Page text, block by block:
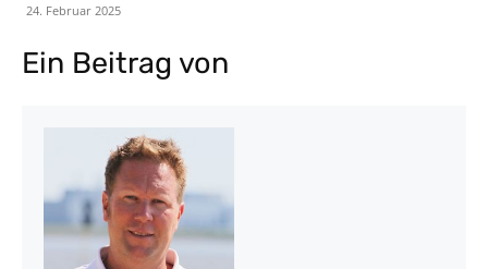
24. Februar 2025
Ein Beitrag von